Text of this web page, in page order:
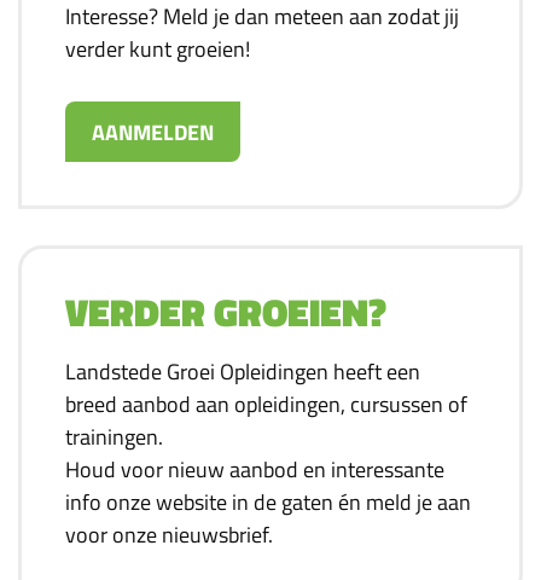
Interesse? Meld je dan meteen aan zodat jij
verder kunt groeien!
AANMELDEN
VERDER GROEIEN?
Landstede Groei Opleidingen heeft een
breed aanbod aan opleidingen, cursussen of
trainingen.
Houd voor nieuw aanbod en interessante
info onze website in de gaten én meld je aan
voor onze nieuwsbrief.